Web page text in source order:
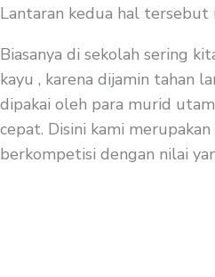
Lantaran kedua hal
Biasanya di sekolah sering
kayu , karena dijamin tahan
dipakai oleh para murid
cepat. Disini kami
berkompetisi dengan nilai